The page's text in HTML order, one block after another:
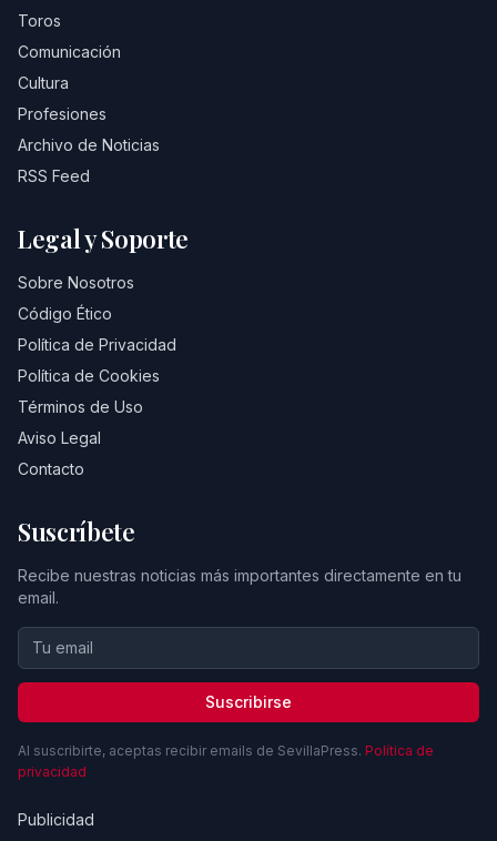
Toros
Comunicación
Cultura
Profesiones
Archivo de Noticias
RSS Feed
Legal y Soporte
Sobre Nosotros
Código Ético
Política de Privacidad
Política de Cookies
Términos de Uso
Aviso Legal
Contacto
Suscríbete
Recibe nuestras noticias más importantes directamente en tu
email.
Suscribirse
Al suscribirte, aceptas recibir emails de SevillaPress. Política de
privacidad
Publicidad